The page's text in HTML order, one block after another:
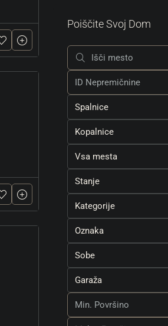
Poiščite Svoj Dom
Spalnice
Kopalnice
Vsa mesta
Stanje
Kategorije
Oznaka
Sobe
Garaža